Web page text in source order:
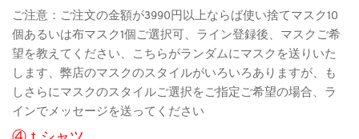
ご注意：ご注文の金額が3990円以上ならば使い捨てマスク10
個あるいは布マスク1個ご選択可、ライン登録後、マスクご希
望を教えてください、こちらがランダムにマスクを送りいた
します、弊店のマスクのスタイルがいろいろありますが、も
しさらにマスクのスタイルご選択をご指定ご希望の場合、ラ
インでメッセージを送ってください